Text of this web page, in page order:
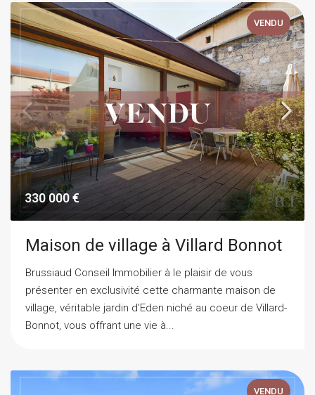
VENDU
330 000 €
Maison de village à Villard Bonnot
Brussiaud Conseil Immobilier à le plaisir de vous
présenter en exclusivité cette charmante maison de
village, véritable jardin d’Eden niché au coeur de Villard-
Bonnot, vous offrant une vie à...
VENDU